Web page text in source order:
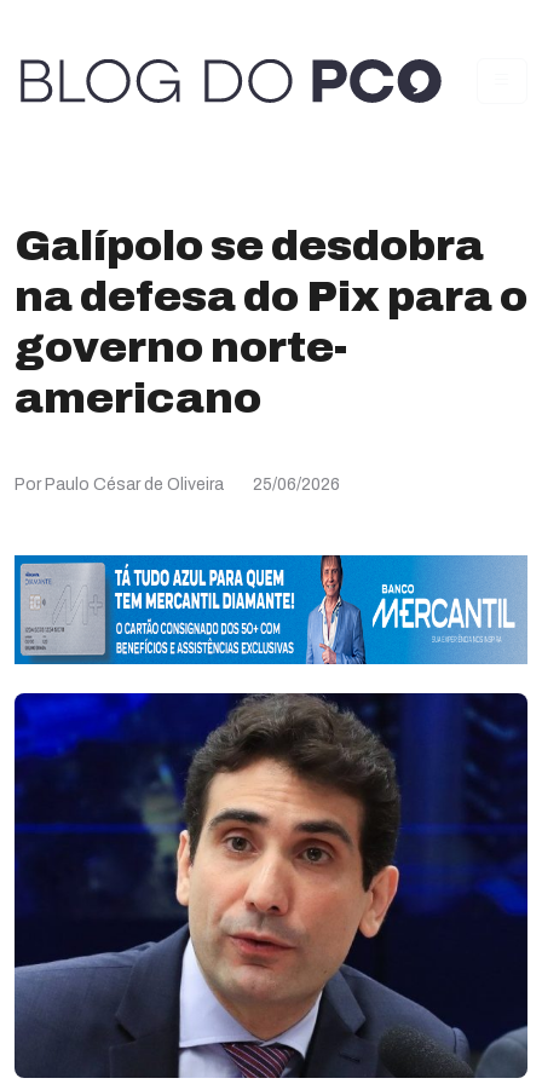
Galípolo se desdobra
na defesa do Pix para o
governo norte-
americano
Por Paulo César de Oliveira 25/06/2026